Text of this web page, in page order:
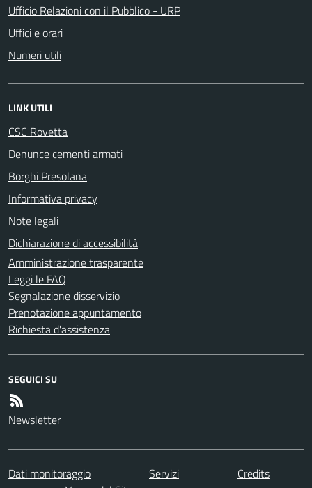
Ufficio Relazioni con il Pubblico - URP
Uffici e orari
Numeri utili
LINK UTILI
CSC Rovetta
Denunce cementi armati
Borghi Presolana
Informativa privacy
Note legali
Dichiarazione di accessibilità
Amministrazione trasparente
Leggi le FAQ
Segnalazione disservizio
Prenotazione appuntamento
Richiesta d'assistenza
SEGUICI SU
Newsletter
Dati monitoraggio Servizi
Credits